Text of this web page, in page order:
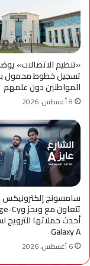
«تنظيم الاتصالات»
تسجيل خطوط محمول
المواطنين دون علمهم
8 أغسطس، 2026
سامسونج
أحدث حملاتها للترويج
Galaxy A
6 أغسطس، 2026